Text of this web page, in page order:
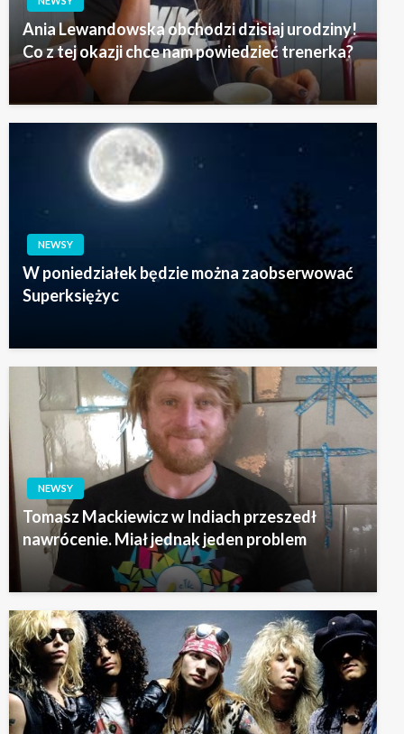
Ania Lewandowska obchodzi dzisiaj urodziny!
Co z tej okazji chce nam powiedzieć trenerka?
NEWSY
W poniedziałek będzie można zaobserwować
Superksiężyc
NEWSY
Tomasz Mackiewicz w Indiach przeszedł
nawrócenie. Miał jednak jeden problem